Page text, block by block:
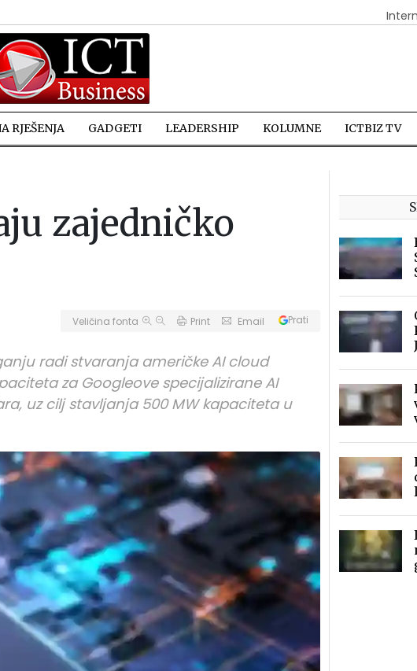
RJEŠENJA GADGETI LEADERSHIP KOLUMNE ICTBIZ TV
zajedničko
Veličina fonta Print Email Prati
radi stvaranja američke AI cloud
za Googleove specijalizirane AI
uz cilj stavljanja 500 MW kapaciteta u